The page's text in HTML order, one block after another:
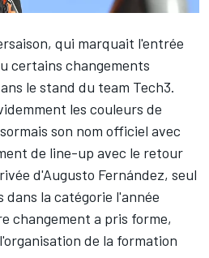
, qui marquait l'entrée
certains changements
le stand du team Tech3.
les couleurs de
son nom officiel avec
de line-up avec le retour
d'Augusto Fernández, seul
la catégorie l'année
changement a pris forme,
de la formation